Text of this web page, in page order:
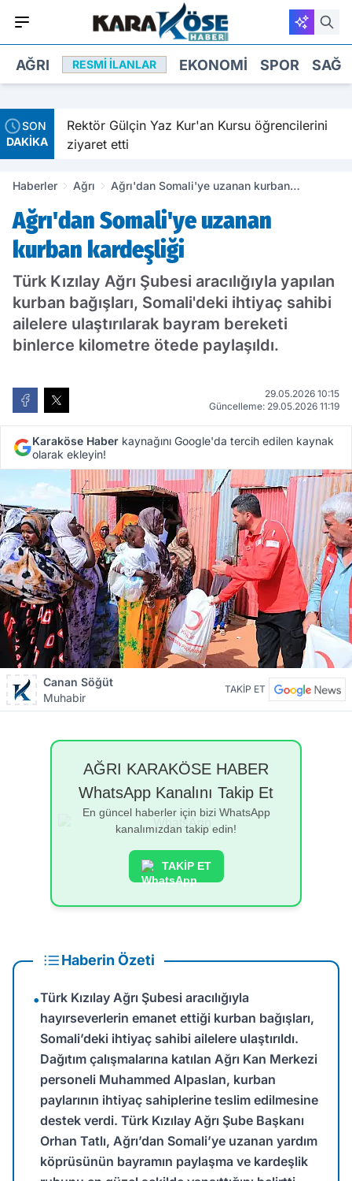
AĞRI RESMI İLANLAR EKONOMI SPOR
SON
DAKİKA
Rektör Gülçin Yaz Kur'an Kursu öğrencilerini
ziyaret etti
Haberler Ağrı
Ağrı'dan Somali'ye uzanan kurban
Ağrı'dan Somali'ye uzanan
kurban kardeşliği
Türk Kızılay Ağrı Şubesi aracılığıyla yapılan
kurban bağışları, Somali'deki ihtiyaç sahibi
ailelere ulaştırılarak bayram bereketi
binlerce kilometre ötede paylaşıldı.
29.05.2026 10:15
Güncelleme: 29.05.2026 11:19
Karaköse Haber kaynağını Google'da tercih edilen kaynak
olarak ekleyin!
Canan Söğüt
Muhabir
TAKİP ET
AĞRI KARAKÖSE HABER
WhatsApp Kanalını Takip Et
En güncel haberler için bizi WhatsApp
kanalımızdan takip edin!
TAKİP ET
Haberin Özeti
•Türk Kızılay Ağrı Şubesi aracılığıyla
hayırseverlerin emanet ettiği kurban bağışları,
Somali’deki ihtiyaç sahibi ailelere ulaştırıldı.
Dağıtım çalışmalarına katılan Ağrı Kan Merkezi
personeli Muhammed Alpaslan, kurban
paylarının ihtiyaç sahiplerine teslim edilmesine
destek verdi. Türk Kızılay Ağrı Şube Başkanı
Orhan Tatlı, Ağrı’dan Somali’ye uzanan yardım
köprüsünün bayramın paylaşma ve kardeşlik